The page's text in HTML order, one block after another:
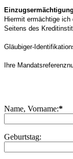
Einzugsermächtigung
Hiermit ermächtige
Seitens des
Gläubiger-
Ihre
Name, Vorname:*
Geburtstag: